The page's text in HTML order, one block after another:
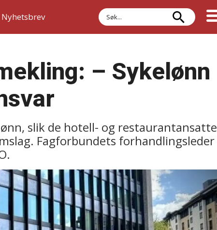
Nyhetsbrev
Søk
– Sykelønn
slik de hotell- og restaurantansatte
Fagforbundets forhandlingsleder